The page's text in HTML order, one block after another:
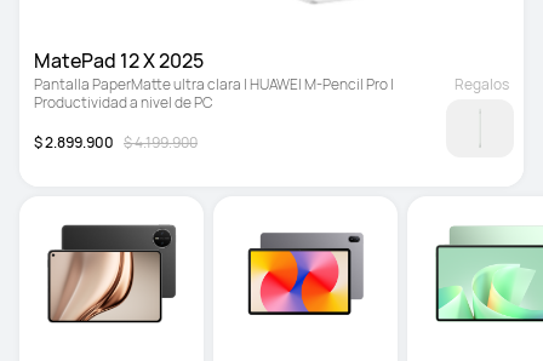
MatePad 12 X 2025
Pantalla PaperMatte ultra clara | HUAWEI M-Pencil Pro |
Productividad a nivel de PC
$ 2.899.900 $ 4.199.900
Regalos